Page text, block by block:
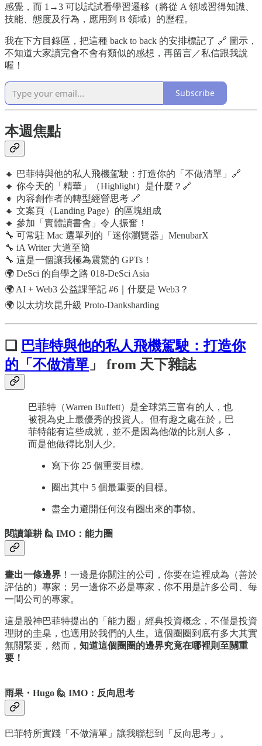
感覺，而 1→3 可以試試看學習遷移（將從 A 領域習得知識、
技能、態度及行為，應用到 B 領域）的歷程。
我在下方目錄區，把這種 back to back 的安排標記了 🔗 圖示，
不知道大家讀完會不會有類似的感想，再留言／私信跟我說
喔！
Subscribe
本週焦點
🔸 巴菲特與他的私人飛機駕駛：打造你的「不做清單」🔗
🔸 你今天的「精華」（Highlight）是什麼？🔗
🔸 內容創作者的轉型經營思考 🔗
🔸 文案頁（Landing Page）的區塊組成
🔸 參加「實體讀書會」令人振奮！
🔧 可常駐 Mac 選單列的「迷你瀏覽器」MenubarX
🔧 iA Writer 大道至簡
🔧 這是一個讓我極為震驚的 GPTs！
🌍 DeSci 的自學之路 018-DeSci Asia
🌍 AI + Web3 公益課筆記 #6｜什麼是 Web3？
🌍 以太坊坎昆升級 Proto-Danksharding
❏ 巴菲特與他的私人飛機駕駛：打造你
的「不做清單 」 from 天下雜誌
巴菲特（Warren Buffett）是全球第三富有的人，也
被視為史上最優秀的投資人。但有趣之處在於，巴
菲特能有這些成就，並不是因為他做的比別人多，
而是他做得比別人少。
寫下你 25 個重要目標。
圈出其中 5 個最重要的目標。
盡全力避開任何沒有圈出來的事物。
閱讀筆耕 🙋 IMO：能力圈
畫出一條邊界 ！一邊是你關注的公司，你要在這裡成為（善於
評估的）專家；另一邊你不必是專家，你不用是許多公司、每
一間公司的專家。
這是股神巴菲特提出的「能力圈」經典投資概念，不僅是投資
理財的圭臬，也適用於我們的人生。這個圈圈到底有多大其實
無關緊要，然而， 知道這個圈圈的邊界究竟在哪裡則至關重
要！
雨果・Hugo 🙋 IMO：反向思考
巴菲特所實踐「不做清單」讓我聯想到「反向思考」。